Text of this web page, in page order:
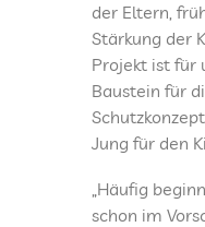
der Eltern,
Stärkung der
Projekt ist für
Baustein für
Jung für den
„Häufig
schon im